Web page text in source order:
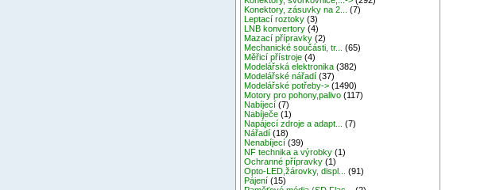
Konektory, zásuvky na 2...
(7)
Leptací roztoky (3)
LNB konvertory (4)
Mazací přípravky (2)
Mechanické součásti, tr...
(65)
Měřicí přístroje (4)
Modelářská elektronika (382)
Modelářské nářadí (37)
Modelářské potřeby-> (1490)
Motory pro pohony,palivo (117)
Nabíjecí (7)
Nabíječe (1)
Napájecí zdroje a adapt...
(7)
Nářadí (18)
Nenabíjecí (39)
NF technika a výrobky (1)
Ochranné přípravky (1)
Opto-LED,žárovky, displ...
(91)
Pájení (15)